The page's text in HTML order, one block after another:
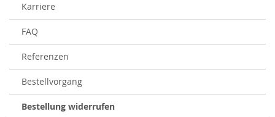
Karriere
FAQ
Referenzen
Bestellvorgang
Bestellung widerrufen